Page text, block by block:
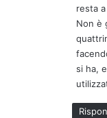
resta
Non è
si ha,